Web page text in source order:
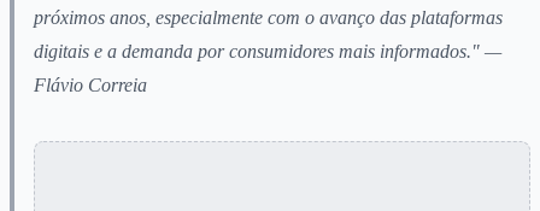
próximos anos, especialmente com o avanço das plataformas
digitais e a demanda por consumidores mais informados." —
Flávio Correia